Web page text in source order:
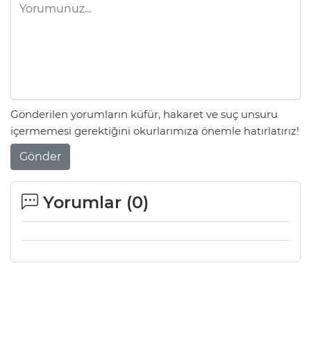
Gönderilen yorumların küfür, hakaret ve suç unsuru
içermemesi gerektiğini okurlarımıza önemle hatırlatırız!
Gönder
Yorumlar (0)